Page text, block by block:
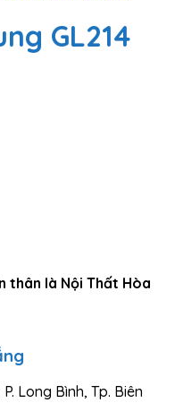
GL214
thân là Nội Thất Hòa
Long Bình, Tp. Biên